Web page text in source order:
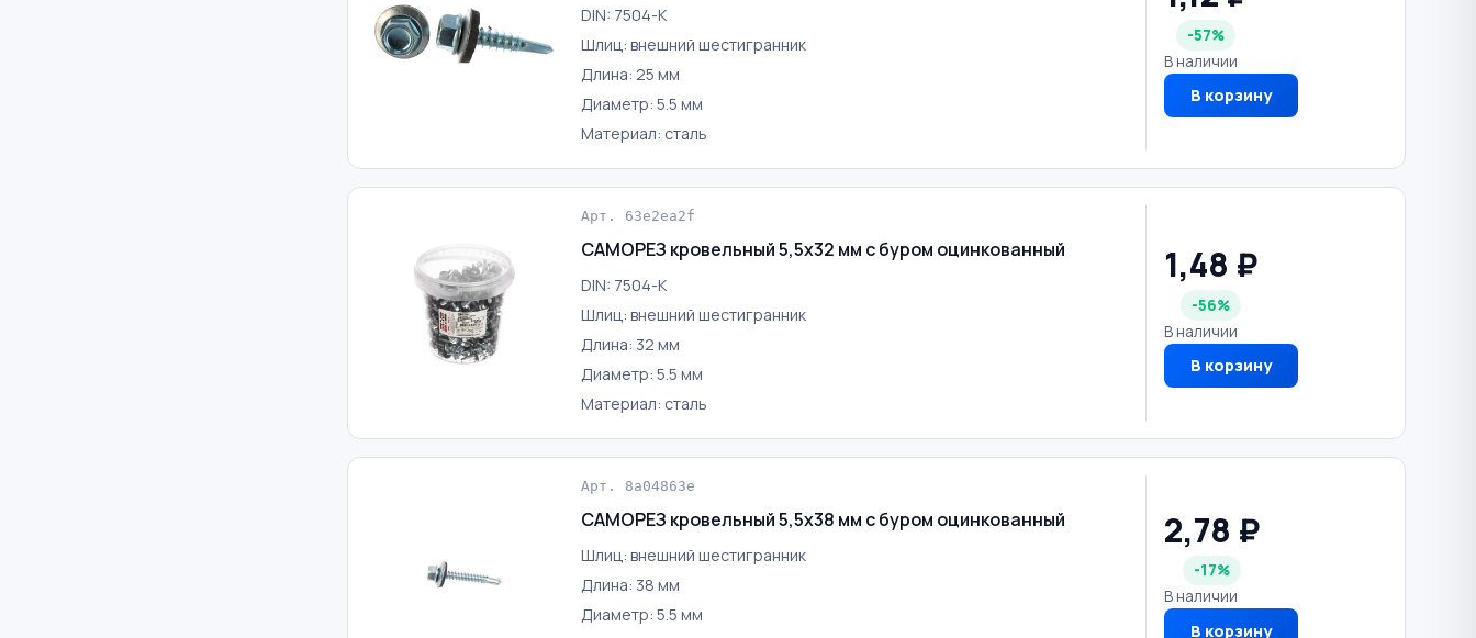
DIN: 7504-K
Шлиц: внешний шестигранник
Длина: 25 мм
Диаметр: 5.5 мм
Материал: сталь
-57%
В наличии
В корзину
Арт. 63e2ea2f
САМОРЕЗ кровельный 5,5х32 мм с буром оцинкованный
DIN: 7504-K
Шлиц: внешний шестигранник
Длина: 32 мм
Диаметр: 5.5 мм
Материал: сталь
1,48 ₽
-56%
В наличии
В корзину
Арт. 8a04863e
САМОРЕЗ кровельный 5,5х38 мм с буром оцинкованный
Шлиц: внешний шестигранник
Длина: 38 мм
Диаметр: 5.5 мм
2,78 ₽
-17%
В наличии
В корзину